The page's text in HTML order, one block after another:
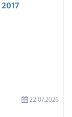
22.07.2026